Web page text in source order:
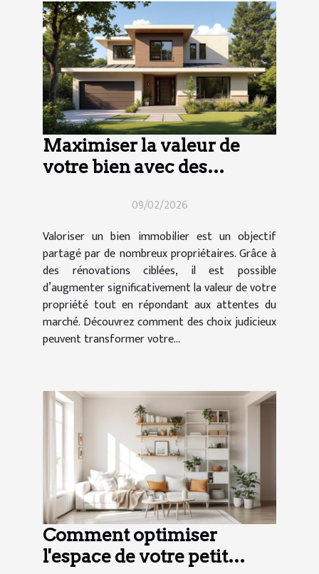
Maximiser la valeur de
votre bien avec des
09/02/2026
Valoriser un bien immobilier est un objectif
partagé par de nombreux propriétaires. Grâce à
des rénovations ciblées, il est possible
d’augmenter significativement la valeur de votre
propriété tout en répondant aux attentes du
marché. Découvrez comment des choix judicieux
peuvent transformer votre...
Comment optimiser
l'espace de votre petit